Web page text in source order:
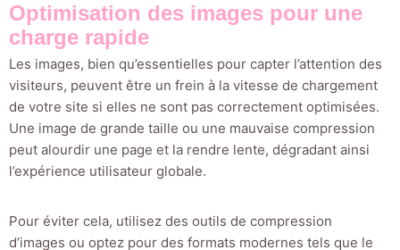
Optimisation des images pour une
charge rapide
Les images, bien qu’essentielles pour capter l’attention des
visiteurs, peuvent être un frein à la vitesse de chargement
de votre site si elles ne sont pas correctement optimisées.
Une image de grande taille ou une mauvaise compression
peut alourdir une page et la rendre lente, dégradant ainsi
l’expérience utilisateur globale.
Pour éviter cela, utilisez des outils de compression
d’images ou optez pour des formats modernes tels que le